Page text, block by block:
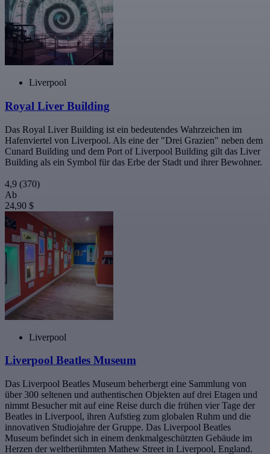
Liverpool
Royal Liver Building
Das Royal Liver Building ist ein bedeutendes Wahrzeichen im
Hafenviertel von Liverpool. Als eine der "Drei Grazien" neben dem
Cunard Building und dem Port of Liverpool Building gilt das Liver
Building als ein Symbol für das Erbe der Stadt und ihrer Bewohner.
4,9 (370)
Ab
24,90 $
Liverpool
Liverpool Beatles Museum
Das Liverpool Beatles Museum beherbergt eine Sammlung von
über 300 seltenen und authentischen Objekten auf drei Etagen und
nimmt Besucher mit auf eine Reise durch die frühen vier Tage der
Beatles in Liverpool, ihren Aufstieg zum globalen Ruhm und die
innovativen Studiojahre der Gruppe. Das Liverpool Beatles
Museum befindet sich in einem denkmalgeschützten Gebäude im
Herzen der weltberühmten Mathew Street in Liverpool, England.